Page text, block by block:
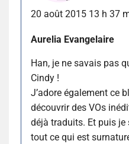
20 août 2015 13 h 37
Aurelia Evangelaire
Han, je ne savais pas
Cindy !
J’adore également ce
découvrir des VOs
déjà traduits. Et puis
tout ce qui est